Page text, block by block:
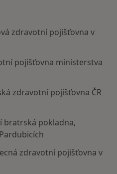
zdravotní pojišťovna v
pojišťovna ministerstva
zdravotní pojišťovna ČR
bratrská pokladna,
zdravotní pojišťovna v